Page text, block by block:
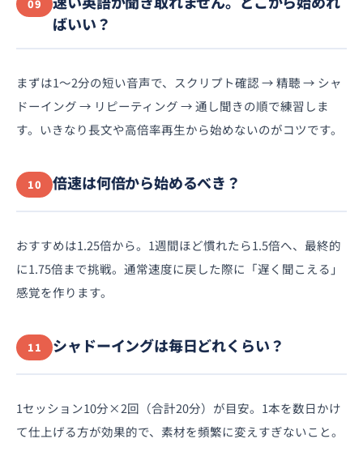
09
ばいい？
まずは1〜2分の短い音声で、スクリプト確認 → 精聴 → シャ
ドーイング → リピーティング → 通し聞きの順で練習しま
す。いきなり長文や高倍率再生から始めないのがコツです。
10 倍速は何倍から始めるべき？
おすすめは1.25倍から。1週間ほど慣れたら1.5倍へ、最終的
に1.75倍まで挑戦。通常速度に戻した際に「遅く聞こえる」
感覚を作ります。
11 シャドーイングは毎日どれくらい？
1セッション10分×2回（合計20分）が目安。1本を数日かけ
て仕上げる方が効果的で、素材を頻繁に変えすぎないこと。